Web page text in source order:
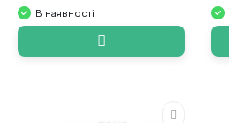
В наявності